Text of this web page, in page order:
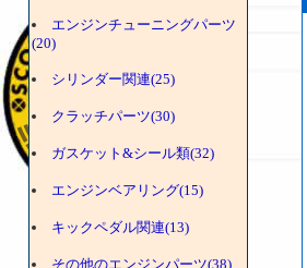
エンジンチューニングパーツ
(20)
シリンダー関連(25)
クラッチパーツ(30)
ガスケット&シール類(32)
エンジンベアリング(15)
キックペダル関連(13)
その他のエンジンパーツ(38)